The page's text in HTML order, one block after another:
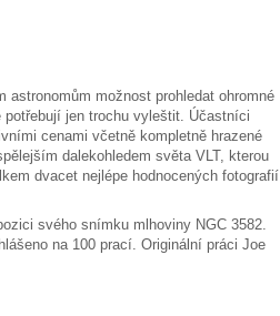
astronomům možnost prohledat ohromné
jen trochu vyleštit. Účastníci
cenami včetně kompletně hrazené
dalekohledem světa VLT, kterou
dvacet nejlépe hodnocených fotografií
svého snímku mlhoviny NGC 3582.
na 100 prací. Originální práci Joe